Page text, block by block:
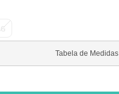
Tabela de Medidas